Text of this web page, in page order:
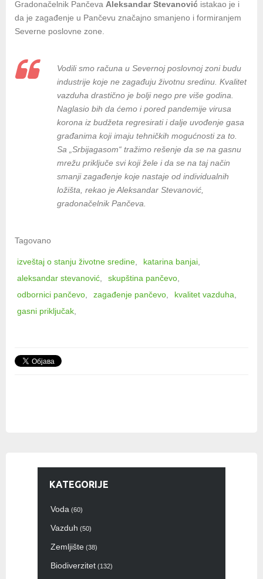
Gradonačelnik Pančeva Aleksandar Stevanović istakao je i
da je zagađenje u Pančevu značajno smanjeno i formiranjem
Severne poslovne zone.
Vodili smo računa u Severnoj poslovnoj zoni budu
industrije koje ne zagađuju životnu sredinu. Kvalitet
vazduha drastično je bolji nego pre više godina.
Naglasio bih da ćemo i pored pandemije virusa
korona iz budžeta regresirati i dalje uvođenje gasa
građanima koji imaju tehničkih mogućnosti za to.
Sa „Srbijagasom“ tražimo rešenje da se na gasnu
mrežu priključe svi koji žele i da se na taj način
smanji zagađenje koje nastaje od individualnih
ložišta, rekao je Aleksandar Stevanović,
gradonačelnik Pančeva.
Tagovano
izveštaj o stanju životne sredine
katarina banjai
aleksandar stevanović
skupština pančevo
odbornici pančevo
zagađenje pančevo
kvalitet vazduha
gasni priključak
KATEGORIJE
Voda (60)
Vazduh (50)
Zemljište (38)
Biodiverzitet (132)